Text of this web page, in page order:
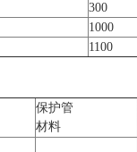
300
1000
1100
保护管
材料